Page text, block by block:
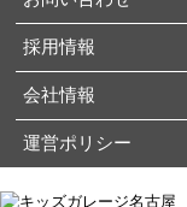
採用情報
会社情報
運営ポリシー